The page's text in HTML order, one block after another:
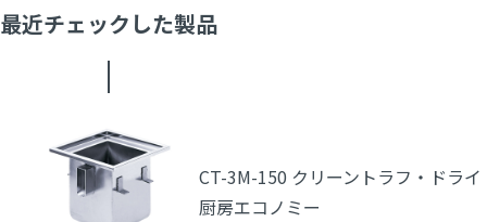
最近チェックした製品
CT-3M-150 クリーントラフ・ドライ
厨房エコノミー